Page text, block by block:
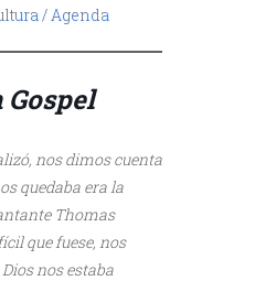
/ Agenda
nos dimos cuenta
quedaba era la
Thomas
que fuese, nos
nos estaba